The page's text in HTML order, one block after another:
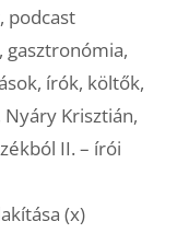
, podcast
, gasztronómia,
, írók, költők,
Nyáry Krisztián,
II. – írói
(x)